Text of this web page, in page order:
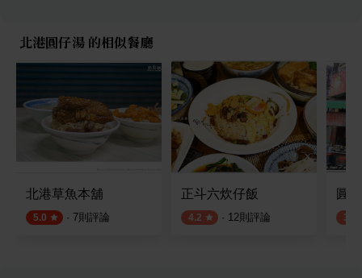
北港圓仔湯 的相似餐廳
北港草魚本舖
5.0 · 7則評論
正斗六炊仔飯
4.2 · 12則評論
圓
3.8